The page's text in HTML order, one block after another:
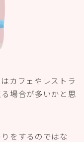
カフェやレストラ
場合が多いかと思
をするのではな